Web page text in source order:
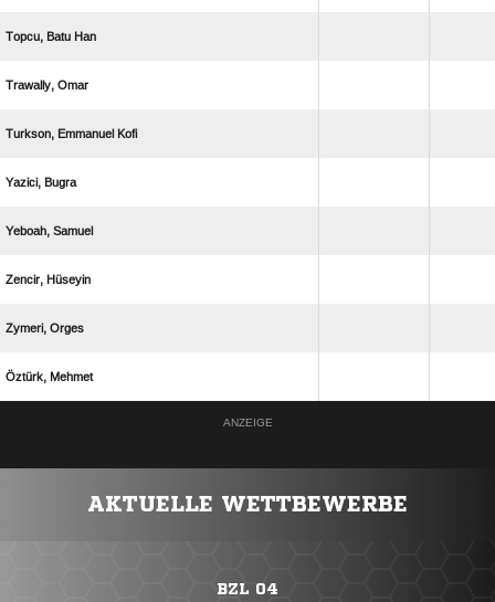
  
 
  
 
 
 
 
 
ANZEIGE
AKTUELLE WETTBEWERBE
BZL 04